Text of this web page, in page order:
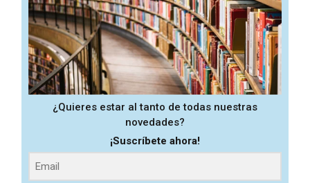
¿Quieres estar al tanto de todas nuestras
novedades?
¡Suscríbete ahora!